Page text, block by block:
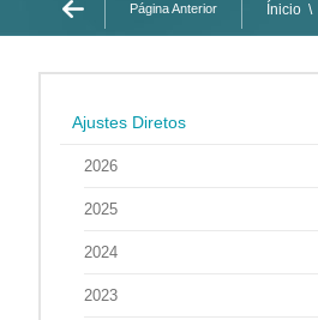
Página Anterior Ínicio \
Ajustes Diretos
2026
2025
2024
2023